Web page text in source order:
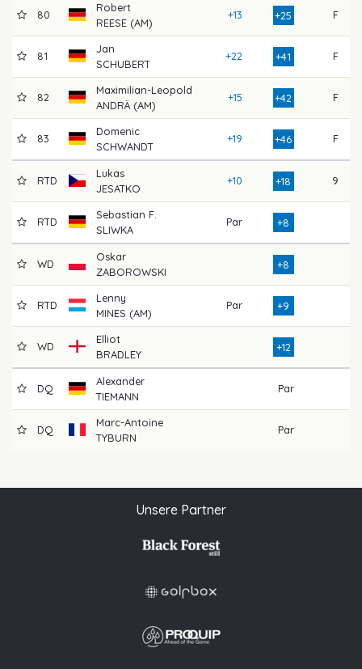
80
Robert
REESE (AM)
+13 +25 F
81
Jan
SCHUBERT
+22 +41 F
82
Maximilian-Leopold
ANDRÄ (AM)
+15 +42 F
83
Domenic
SCHWANDT
+19 +46 F
RTD
Lukas
JESATKO
+10 +18 9
RTD
Sebastian F.
SLIWKA
Par +8
WD
Oskar
ZABOROWSKI
+8
RTD
Lenny
MINES (AM)
Par +9
WD
Elliot
BRADLEY
+12
DQ
Alexander
TIEMANN
Par
DQ
Marc-Antoine
TYBURN
Par
Unsere Partner